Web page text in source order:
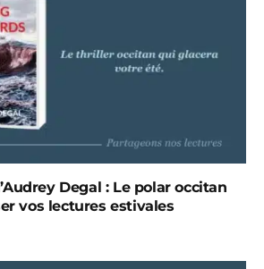
Degal : Le polar occitan
vos lectures estivales